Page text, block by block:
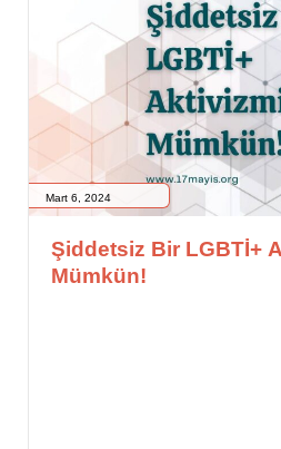
Mart 6, 2024
Şiddetsiz Bir LGBTİ+
Mümkün!